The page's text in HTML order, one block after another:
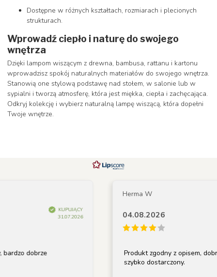
Dostępne w różnych kształtach, rozmiarach i plecionych
strukturach.
Wprowadź ciepło i naturę do swojego
wnętrza
Dzięki lampom wiszącym z drewna, bambusa, rattanu i kartonu
wprowadzisz spokój naturalnych materiałów do swojego wnętrza.
Stanowią one stylową podstawę nad stołem, w salonie lub w
sypialni i tworzą atmosferę, która jest miękka, ciepła i zachęcająca.
Odkryj kolekcję i wybierz naturalną lampę wiszącą, która dopełni
Twoje wnętrze.
KUPUJĄCY
04.08.2026
Produkt zgodny z opisem, dobrze
szybko dostarczony.